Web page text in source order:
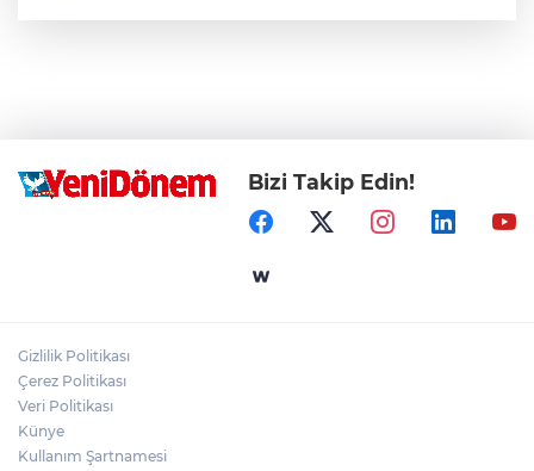
Bizi Takip Edin!
Gizlilik Politikası
Çerez Politikası
Veri Politikası
Künye
Kullanım Şartnamesi